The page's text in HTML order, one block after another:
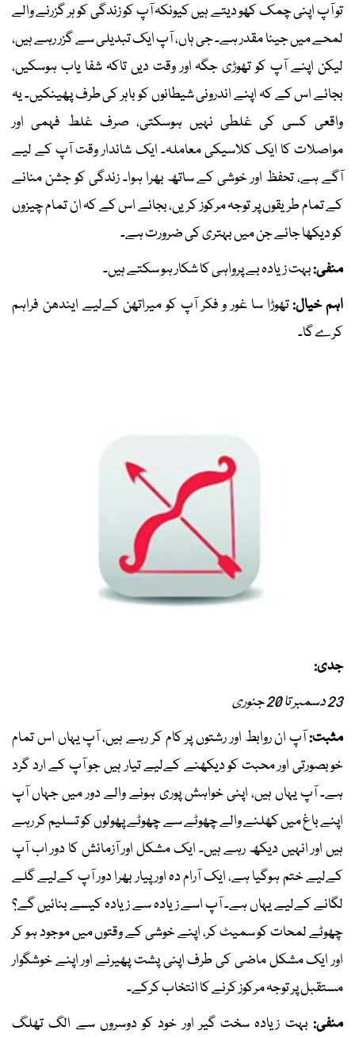
تو آپ اپنی چمک کھو دیتے ہیں کیونکہ آپ کو زندگی کو ہر گزرنے والے
لمحے میں جینا مقدر ہے۔ جی ہاں، آپ ایک تبدیلی سے گزر رہے ہیں،
لیکن اپنے آپ کو تھوڑی جگہ اور وقت دیں تاکہ شفا یاب ہوسکیں،
بجائے اس کے کہ اپنے اندرونی شیطانوں کو باہر کی طرف پھینکیں۔ یہ
واقعی کسی کی غلطی نہیں ہوسکتی، صرف غلط فہمی اور
مواصلات کا ایک کلاسیکی معاملہ۔ ایک شاندار وقت آپ کے لیے
آگے ہے، تحفظ اور خوشی کے ساتھ بھرا ہوا۔ زندگی کو جشن منانے
کے تمام طریقوں پر توجہ مرکوز کریں، بجائے اس کے کہ ان تمام چیزوں
کو دیکھا جائے جن میں بہتری کی ضرورت ہے۔
منفی:بہت زیادہ بے پرواہی کا شکار ہو سکتے ہیں۔
اہم خیال:تھوڑا سا غور و فکر آپ کو میراتھن کےلیے ایندھن فراہم
کرے گا۔
جدی:
23 دسمبر تا 20 جنوری
مثبت:آپ ان روابط اور رشتوں پر کام کر رہے ہیں، آپ یہاں اس تمام
خوبصورتی اور محبت کو دیکھنے کےلیے تیار ہیں جو آپ کے ارد گرد
ہے۔ آپ یہاں ہیں، اپنی خواہش پوری ہونے والے دور میں جہاں آپ
اپنے باغ میں کھلنے والے چھوٹے سے چھوٹے پھولوں کو تسلیم کر رہے
ہیں اور انہیں دیکھ رہے ہیں۔ ایک مشکل اور آزمائش کا دور اب آپ
کےلیے ختم ہوگیا ہے، ایک آرام دہ اور پیار بھرا دور آپ کےلیے گلے
لگانے کےلیے یہاں ہے۔ آپ اسے زیادہ سے زیادہ کیسے بنائیں گے؟
چھوٹے لمحات کو سمیٹ کر، اپنے خوشی کے وقتوں میں موجود ہو کر
اور ایک مشکل ماضی کی طرف اپنی پشت پھیرنے اور اپنے خوشگوار
مستقبل پر توجہ مرکوز کرنے کا انتخاب کرکے۔
منفی: بہت زیادہ سخت گیر اور خود کو دوسروں سے الگ تھلگ